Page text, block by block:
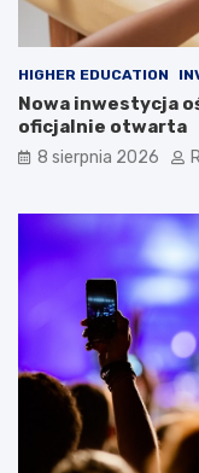
HIGHER EDUCATION
Nowa inwestycja
oficjalnie otwarta
8 sierpnia 2026